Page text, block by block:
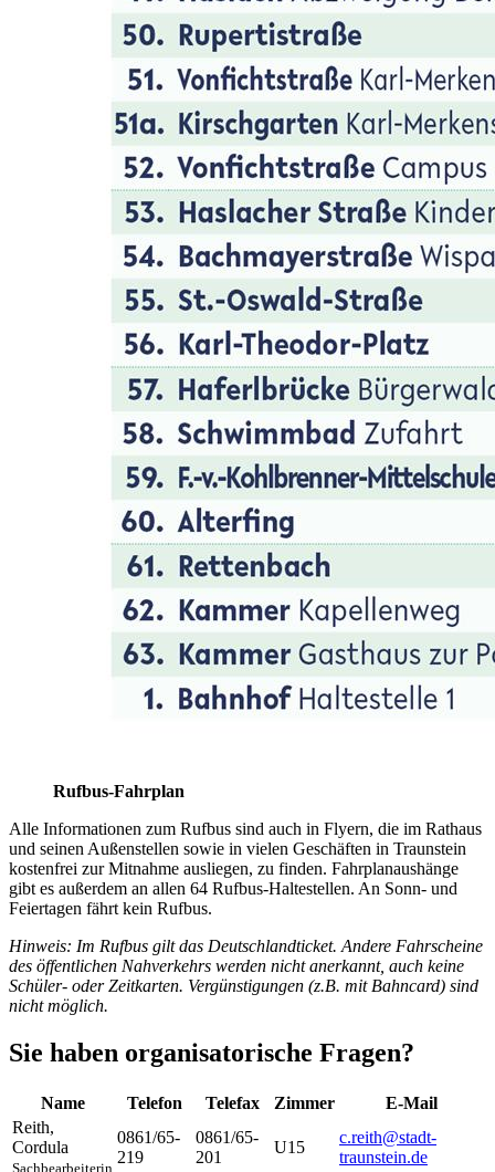
Rufbus-Fahrplan
Alle Informationen zum Rufbus sind auch in Flyern, die im Rathaus
und seinen Außenstellen sowie in vielen Geschäften in Traunstein
kostenfrei zur Mitnahme ausliegen, zu finden. Fahrplanaushänge
gibt es außerdem an allen 64 Rufbus-Haltestellen. An Sonn- und
Feiertagen fährt kein Rufbus.
Hinweis: Im Rufbus gilt das Deutschlandticket. Andere Fahrscheine
des öffentlichen Nahverkehrs werden nicht anerkannt, auch keine
Schüler- oder Zeitkarten. Vergünstigungen (z.B. mit Bahncard) sind
nicht möglich.
Sie haben organisatorische Fragen?
Name Telefon Telefax Zimmer
E-Mail
Reith,
Cordula
Sachbearbeiterin
0861/65-
219
0861/65-
201
U15
c.reith@stadt-
traunstein.de